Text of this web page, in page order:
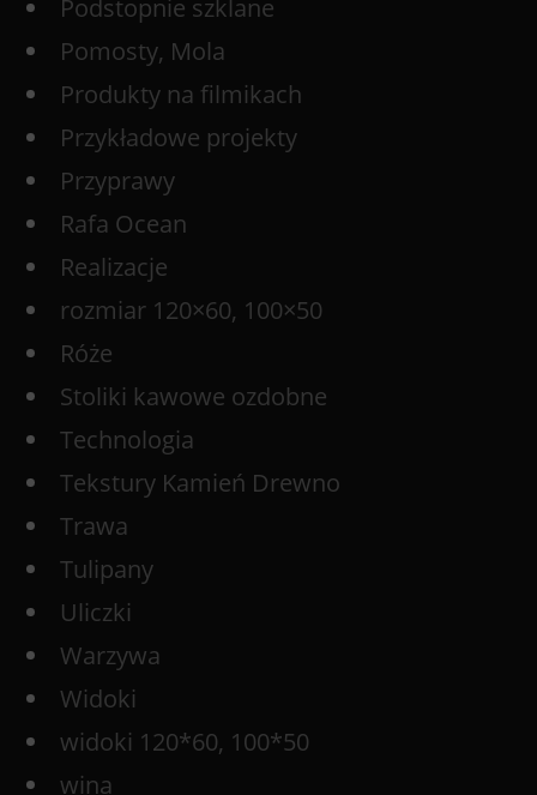
Podstopnie szklane
Pomosty, Mola
Produkty na filmikach
Przykładowe projekty
Przyprawy
Rafa Ocean
Realizacje
rozmiar 120×60, 100×50
Róże
Stoliki kawowe ozdobne
Technologia
Tekstury Kamień Drewno
Trawa
Tulipany
Uliczki
Warzywa
Widoki
widoki 120*60, 100*50
wina